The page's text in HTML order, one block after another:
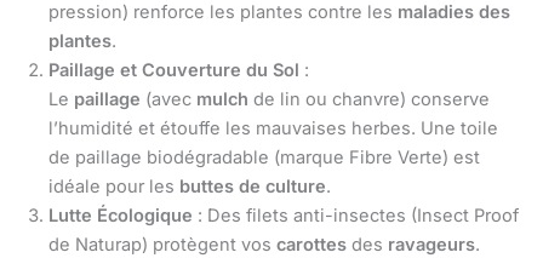
pression) renforce les plantes contre les maladies des
plantes.
Paillage et Couverture du Sol :
Le paillage (avec mulch de lin ou chanvre) conserve
l’humidité et étouffe les mauvaises herbes. Une toile
de paillage biodégradable (marque Fibre Verte) est
idéale pour les buttes de culture.
Lutte Écologique : Des filets anti-insectes (Insect Proof
de Naturap) protègent vos carottes des ravageurs.